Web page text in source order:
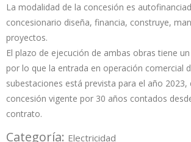
La modalidad de la concesión es
concesionario diseña, financia, construye,
proyectos.
El plazo de ejecución de ambas obras tiene
por lo que la entrada en operación comercial
subestaciones está prevista para el año
concesión vigente por 30 años contados
contrato.
Categoría: Electricidad